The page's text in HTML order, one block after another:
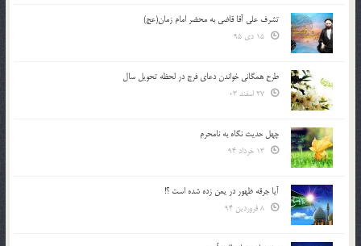
تشرف علي آقا قاضي به محضر امام زمان(عج)
طرح همگانی خواندن دعای فرج در لحظه تحویل سال
چهل حدیث نگاه به نامحرم
آیا جرقه ظهور در یمن زده شده است ؟!